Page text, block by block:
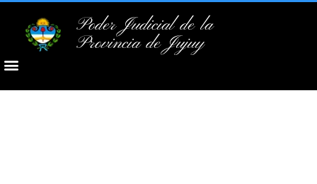
Poder Judicial de la
Provincia de Jujuy